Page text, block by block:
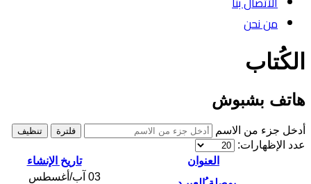
من نحن
الكُتاب
هاتف بشبوش
أدخل جزء من الاسم فلترة تنظيف
عدد الإظهارات:
العنوان
تاريخ الإنشاء
03 آب/أغسطس